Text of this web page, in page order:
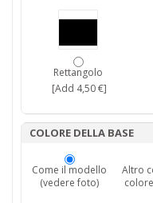
Rettangolo
[Add 4,50 €]
COLORE DELLA BASE
Come il modello
(vedere foto)
Altro